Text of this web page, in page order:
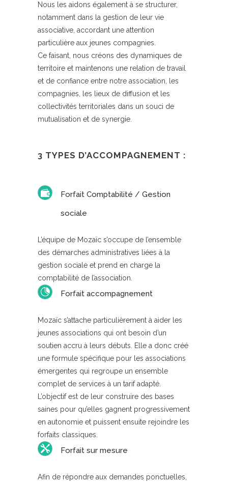
Nous les aidons également à se structurer,
notamment dans la gestion de leur vie
associative, accordant une attention
particulière aux jeunes compagnies.
Ce faisant, nous créons des dynamiques de
territoire et maintenons une relation de travail
et de confiance entre notre association, les
compagnies, les lieux de diffusion et les
collectivités territoriales dans un souci de
mutualisation et de synergie.
3 TYPES D’ACCOMPAGNEMENT :
Forfait Comptabilité / Gestion
sociale
L’équipe de Mozaïc s’occupe de l’ensemble
des démarches administratives liées à la
gestion sociale et prend en charge la
comptabilité de l’association.
Forfait accompagnement
Mozaïc s’attache particulièrement à aider les
jeunes associations qui ont besoin d’un
soutien accru à leurs débuts. Elle a donc créé
une formule spécifique pour les associations
émergentes qui regroupe un ensemble
complet de services à un tarif adapté.
L’objectif est de leur construire des bases
saines pour qu’elles gagnent progressivement
en autonomie et puissent ensuite rejoindre les
forfaits classiques.
Forfait sur mesure
Afin de répondre aux demandes ponctuelles,